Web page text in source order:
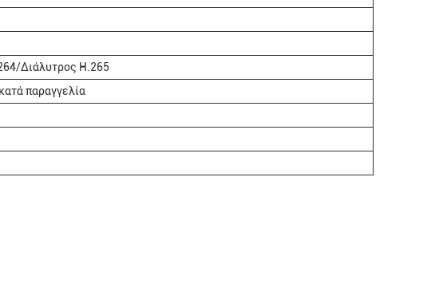
Διάλυτρος H.265
παραγγελία